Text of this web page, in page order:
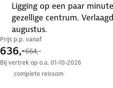
ligging op een paar minuten lopen van het
gezellige centrum.
augustus.
Prijs p.p. vanaf
636,-664,-
Bij vertrek op o.a. 01-10-2026
complete reissom